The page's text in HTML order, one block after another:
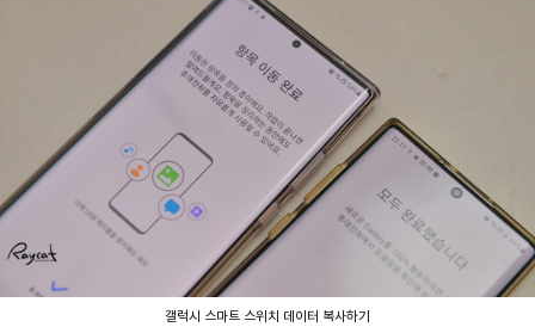
갤럭시 스마트 스위치 데이터 복사하기